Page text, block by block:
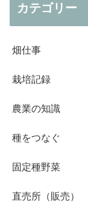
カテゴリー
畑仕事
栽培記録
農業の知識
種をつなぐ
固定種野菜
直売所（販売）